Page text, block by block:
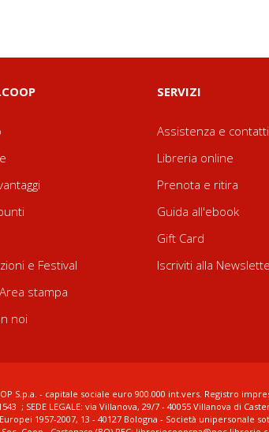
e Festival
stampa
noi
SERVIZI
Assistenza e contatti
Libreria online
Prenota e ritira
Guida all'ebook
Gift Card
Iscriviti alla
S.p.a. - capitale sociale euro 900.000 int.vers. Registro
; SEDE LEGALE: via Villanova, 29/7 - 40055 Villanova di
1957-2007, 13 - 40127 Bologna - Società unipersonale